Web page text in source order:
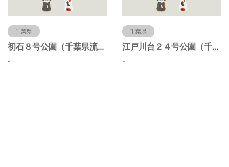
千葉県
初石８号公園（千葉県流山市）
-
千葉県
江戸川台２４号公園（千葉県流山市）
-